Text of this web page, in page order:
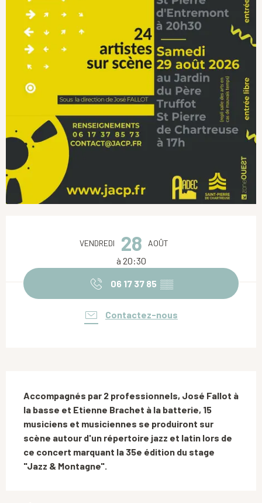
VENDREDI 28 AOÛT
à 20:30
06 17 37 85 ▒▒
Contactez-nous
Accompagnés par 2 professionnels, José Fallot à
la basse et Etienne Brachet à la batterie, 15
musiciens et musiciennes se produiront sur
scène autour d'un répertoire jazz et latin lors de
ce concert marquant la 35e édition du stage
"Jazz & Montagne".